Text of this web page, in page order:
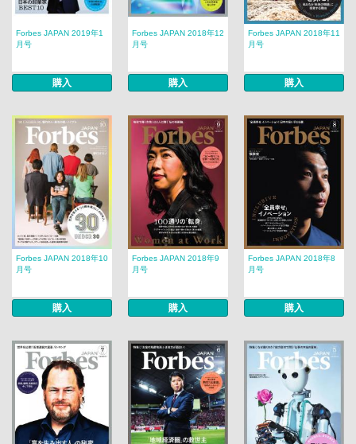
Forbes JAPAN 2019年1
月号
購入
Forbes JAPAN 2018年12
月号
購入
Forbes JAPAN 2018年11
月号
購入
Forbes JAPAN 2018年10
月号
購入
Forbes JAPAN 2018年9
月号
購入
Forbes JAPAN 2018年8
月号
購入